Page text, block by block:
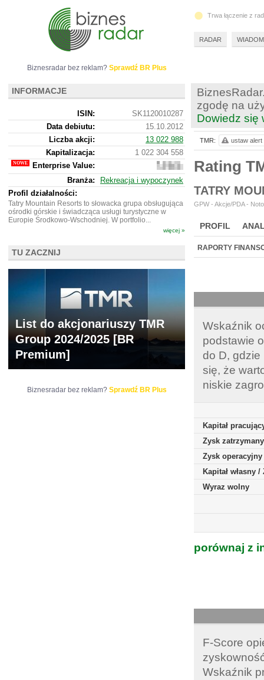
zgodę na
Dowiedz się
Rating
TATRY
GPW - Akcje/PDA -
PROFIL
BR LAB
RAPORTY
Wskaźnik
podstawie
do D, gdzie
się, że
niskie
Kapitał
Zysk
Zysk operacyjny
Kapitał własny
Wyraz wolny
porównaj z
F-Score
Wskaźnik
TMR: ustaw alert
Biznesradar bez reklam? Sprawdź BR Plus
INFORMACJE
ISIN:
SK1120010287
Data debiutu:
15.10.2012
Liczba akcji:
13 022 988
Kapitalizacja:
1 022 304 558
Enterprise Value:
2
396
349
Branża:
Rekreacja i wypoczynek
Profil działalności:
Tatry Mountain Resorts to słowacka grupa obsługująca
ośrodki górskie i świadcząca usługi turystyczne w
Europie Środkowo-Wschodniej. W portfolio...
więcej »
TU ZACZNIJ
List do akcjonariuszy TMR
Group 2024/2025 [BR
Premium]
Biznesradar bez reklam? Sprawdź BR Plus
Trwa łączenie z
RADAR